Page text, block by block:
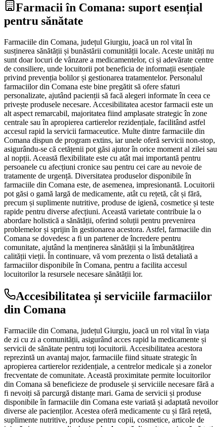
Farmacii în Comana: suport esențial
pentru sănătate
Farmaciile din Comana, județul Giurgiu, joacă un rol vital în
susținerea sănătății și bunăstării comunității locale. Aceste unități nu
sunt doar locuri de vânzare a medicamentelor, ci și adevărate centre
de consiliere, unde locuitorii pot beneficia de informații esențiale
privind prevenția bolilor și gestionarea tratamentelor. Personalul
farmaciilor din Comana este bine pregătit să ofere sfaturi
personalizate, ajutând pacienții să facă alegeri informate în ceea ce
privește produsele necesare. Accesibilitatea acestor farmacii este un
alt aspect remarcabil, majoritatea fiind amplasate strategic în zone
centrale sau în apropierea cartierelor rezidențiale, facilitând astfel
accesul rapid la servicii farmaceutice. Multe dintre farmaciile din
Comana dispun de program extins, iar unele oferă servicii non-stop,
asigurându-se că cetățenii pot găsi ajutor în orice moment al zilei sau
al nopții. Această flexibilitate este cu atât mai importantă pentru
persoanele cu afecțiuni cronice sau pentru cei care au nevoie de
tratamente de urgență. Diversitatea produselor disponibile în
farmaciile din Comana este, de asemenea, impresionantă. Locuitorii
pot găsi o gamă largă de medicamente, atât cu rețetă, cât și fără,
precum și suplimente nutritive, produse de igienă, cosmetice și teste
rapide pentru diverse afecțiuni. Această varietate contribuie la o
abordare holistică a sănătății, oferind soluții pentru prevenirea
problemelor și sprijin în gestionarea acestora. Astfel, farmaciile din
Comana se dovedesc a fi un partener de încredere pentru
comunitate, ajutând la menținerea sănătății și la îmbunătățirea
calității vieții. În continuare, vă vom prezenta o listă detaliată a
farmaciilor disponibile în Comana, pentru a facilita accesul
locuitorilor la resursele necesare sănătății lor.
Accesibilitatea și serviciile farmaciilor
din Comana
Farmaciile din Comana, județul Giurgiu, joacă un rol vital în viața
de zi cu zi a comunității, asigurând acces rapid la medicamente și
servicii de sănătate pentru toți locuitorii. Accesibilitatea acestora
reprezintă un avantaj major, farmaciile fiind situate strategic în
apropierea cartierelor rezidențiale, a centrelor medicale și a zonelor
frecventate de comunitate. Această proximitate permite locuitorilor
din Comana să beneficieze de produsele și serviciile necesare fără a
fi nevoiți să parcurgă distanțe mari. Gama de servicii și produse
disponibile în farmaciile din Comana este variată și adaptată nevoilor
diverse ale pacienților. Acestea oferă medicamente cu și fără rețetă,
suplimente nutritive, produse pentru copii, cosmetice, articole de